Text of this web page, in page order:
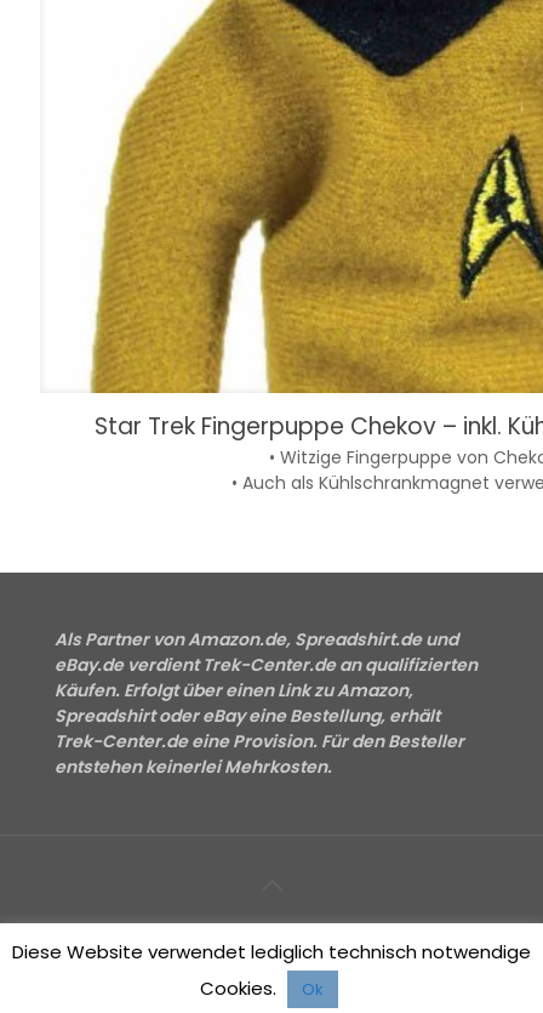
Star Trek Fingerpuppe Chekov – inkl.
• Witzige Fingerpuppe von
• Auch als Kühlschrankmagnet
Als Partner von Amazon.de, Spreadshirt.de und
eBay.de verdient Trek-Center.de an qualifizierten
Käufen. Erfolgt über einen Link zu Amazon,
Spreadshirt oder eBay eine Bestellung, erhält
Trek-Center.de eine Provision. Für den Besteller
entstehen keinerlei Mehrkosten.
Impressum Datenschutzerklärung Kontakt
Diese Website verwendet lediglich technisch notwendige
Cookies.
Ok